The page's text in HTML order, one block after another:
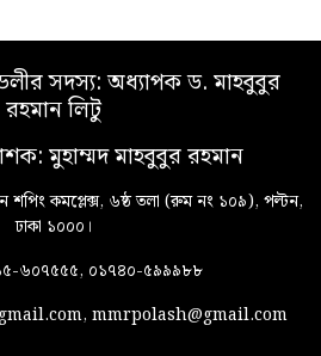
সদস্য: অধ্যাপক ড. মাহবুবুর
রহমান লিটু
মুহাম্মদ মাহবুবুর রহমান
শপিং কমপ্লেক্স, ৬ষ্ঠ তলা (রুম নং ১০৯), পল্টন,
ঢাকা ১০০০।
৬০৭৫৫৫, ০১৭৪০-৫৯৯৯৮৮
mmrpolash@gmail.com
Contact us